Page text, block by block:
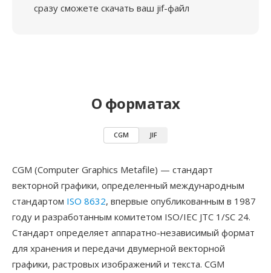
сразу сможете скачать ваш jif-файл
О форматах
CGM JIF
CGM (Computer Graphics Metafile) — стандарт
векторной графики, определенный международным
стандартом ISO 8632, впервые опубликованным в 1987
году и разработанным комитетом ISO/IEC JTC 1/SC 24.
Стандарт определяет аппаратно-независимый формат
для хранения и передачи двумерной векторной
графики, растровых изображений и текста. CGM